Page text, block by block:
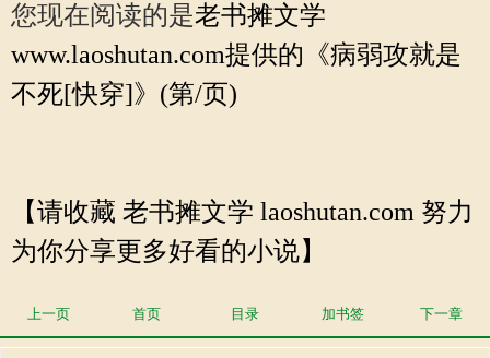
您现在阅读的是老书摊文学
www.laoshutan.com提供的《病弱攻就是
不死[快穿]》(第/页)
【请收藏 老书摊文学 laoshutan.com 努力
为你分享更多好看的小说】
上一页 首页 目录 加书签 下一章